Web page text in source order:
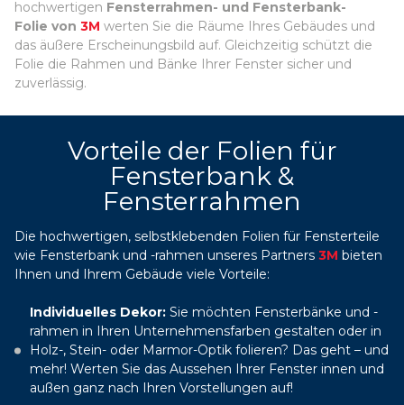
hochwertigen Fensterrahmen- und Fensterbank-
Folie von 3M werten Sie die Räume Ihres Gebäudes und
das äußere Erscheinungsbild auf. Gleichzeitig schützt die
Folie die Rahmen und Bänke Ihrer Fenster sicher und
zuverlässig.
Vorteile der Folien für
Fensterbank &
Fensterrahmen
Die hochwertigen, selbstklebenden Folien für Fensterteile
wie Fensterbank und -rahmen unseres Partners 3M bieten
Ihnen und Ihrem Gebäude viele Vorteile:
Individuelles Dekor: Sie möchten Fensterbänke und -
rahmen in Ihren Unternehmensfarben gestalten oder in
Holz-, Stein- oder Marmor-Optik folieren? Das geht – und
mehr! Werten Sie das Aussehen Ihrer Fenster innen und
außen ganz nach Ihren Vorstellungen auf!